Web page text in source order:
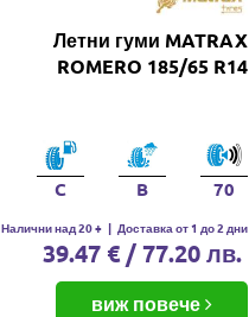
Летни гуми MATRAX
ROMERO 185/65 R14
C B 70
Налични над 20 + | Доставка от 1 до 2 дни
39.47 € / 77.20 лв.
виж повече